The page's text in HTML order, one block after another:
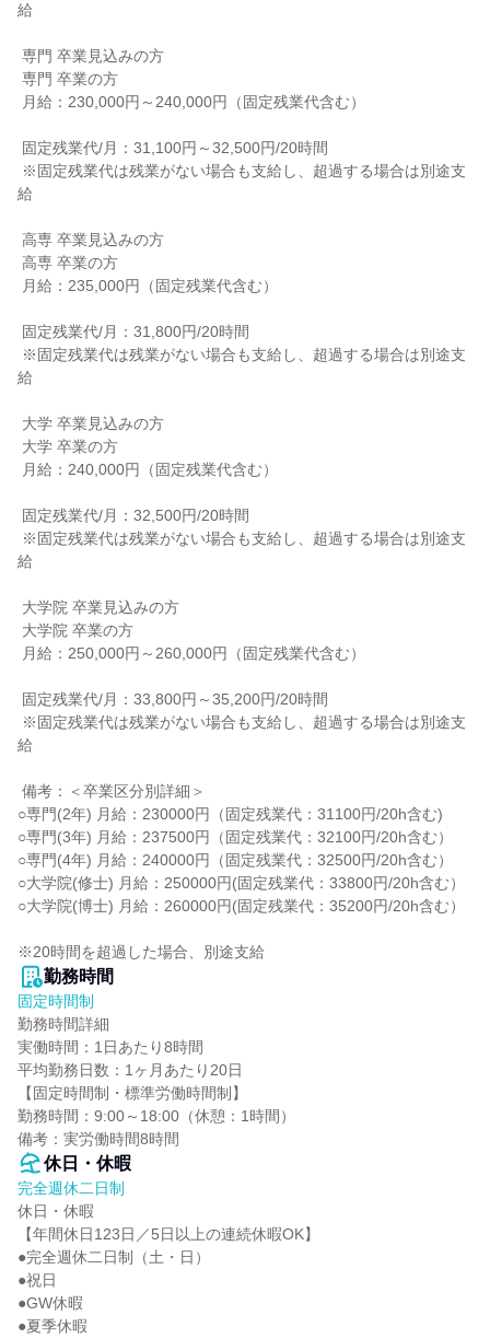
給
給
給
給
給
○専門(2年) 月給：230000円（固定残業代：31100円/20h含む)
○専門(3年) 月給：237500円（固定残業代：32100円/20h含む）
○専門(4年) 月給：240000円（固定残業代：32500円/20h含む）
○大学院(修士) 月給：250000円(固定残業代：33800円/20h含む）
○大学院(博士) 月給：260000円(固定残業代：35200円/20h含む）
※20時間を超過した場合、別途支給
勤務時間
固定時間制
勤務時間詳細
実働時間：1日あたり8時間
平均勤務日数：1ヶ月あたり20日
【固定時間制・標準労働時間制】
勤務時間：9:00～18:00（休憩：1時間）
備考：実労働時間8時間
休日・休暇
完全週休二日制
休日・休暇
【年間休日123日／5日以上の連続休暇OK】
●完全週休二日制（土・日）
●祝日
●GW休暇
●夏季休暇